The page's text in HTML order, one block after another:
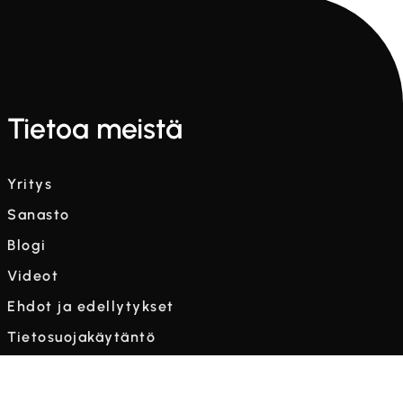
Tietoa meistä
Yritys
Sanasto
Blogi
Videot
Ehdot ja edellytykset
Tietosuojakäytäntö